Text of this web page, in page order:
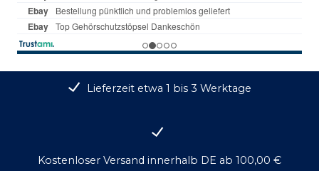
Lieferzeit etwa 1 bis 3 Werktage
Kostenloser Versand innerhalb DE ab 100,00 €